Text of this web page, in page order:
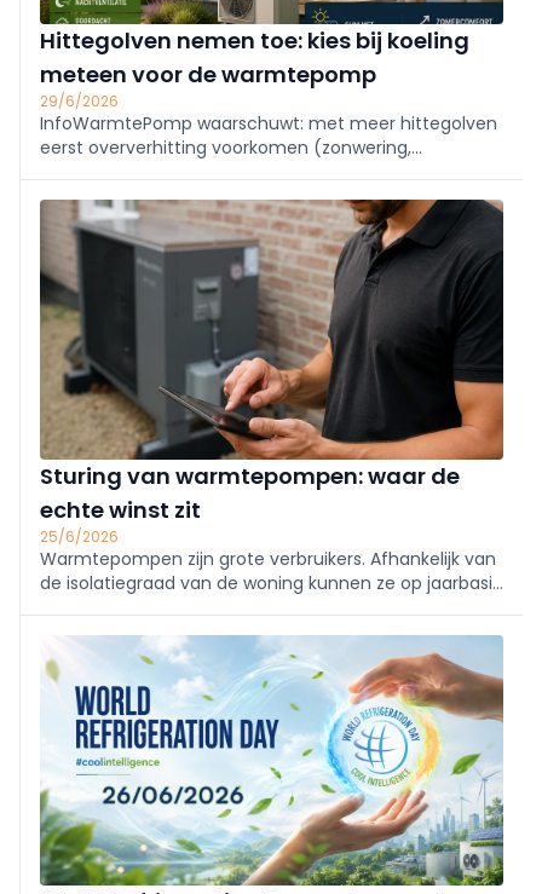
Hittegolven nemen toe: kies bij koeling
meteen voor de warmtepomp
29/6/2026
InfoWarmtePomp waarschuwt: met meer hittegolven
eerst oververhitting voorkomen (zonwering,
warmtepomp: efficiënter dan mobiele airco, koelt én
verwarmt en werkt gunstig samen met zonnepanelen.
Sturing van warmtepompen: waar de
echte winst zit
25/6/2026
Warmtepompen zijn grote verbruikers. Afhankelijk van
de isolatiegraad van de woning kunnen ze op jaarbasis
vloerverwarming) tot 5.000 kWh (oudere woning met
radiatoren) verbruiken. Dat wil zeggen dat het correct
instellen en aansturen een grote impact kan hebben
op het verbruik en het factuur van de bewoner. In dit
artikel behandelen we de verschillende aspecten die
hierop een belangrijke invloed kunnen hebben, zoals:
de stooklijn, het capaciteitstarief, het energiecontract
en de sturing.